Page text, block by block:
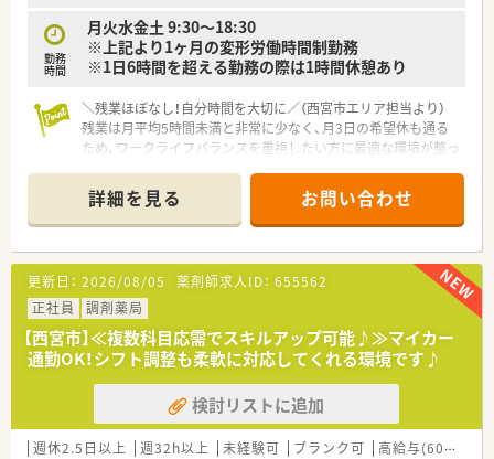
■駅徒歩1分の好立地と、実質年間休日130日以上という業界ト
ップクラスの好条件を両立しており、心身ともに健やかに働けま
す。
の方々から最も信頼される「かかりつけ」になれる点に大きな喜
びがあります。
■ノルマに追われることなく、患者様の笑顔を直接のやりがいと
して実感できる環境は、真に薬剤師としての本質を追求できる場
所です。
勤務
時間
月火水金土 9:30～18:30
※上記より1ヶ月の変形労働時間制勤務
※1日6時間を超える勤務の際は1時間休憩あり
＼残業ほぼなし！自分時間を大切に／（西宮市エリア担当より）
残業は月平均5時間未満と非常に少なく、月3日の希望休も通る
ため、ワークライフバランスを重視したい方に最適な環境が整っ
【店舗情報と応需状況について】
■2025年7月に開局したばかりの新しい店舗であり、非常に清潔
感のある環境で日々の業務に集中して取り組むことが可能で
す。
■面対応での処方箋応需を予定しており、薬剤師1名と事務1名
以上の体制で、患者様一人ひとりに寄り添った丁寧な対応を行い
ます。
■最新の監査システムによるダブルチェック体制を採用してい
るため、お一人体制の時間帯でも高い安全性を保ちながら働けま
す。
【求人情報について】
■想定年収は540万円から655万円と高水準であり、これまでの
詳細を見る お問い合わせ
更新日： 2026/08/05 薬剤師求人ID： 655562
正社員
調剤薬局
【西宮市】≪複数科目応需でスキルアップ可能♪≫マイカー
通勤OK！シフト調整も柔軟に対応してくれる環境です♪
検討リストに追加
週休2.5日以上 週32h以上 未経験可 ブランク可 高給与(600万円以上)